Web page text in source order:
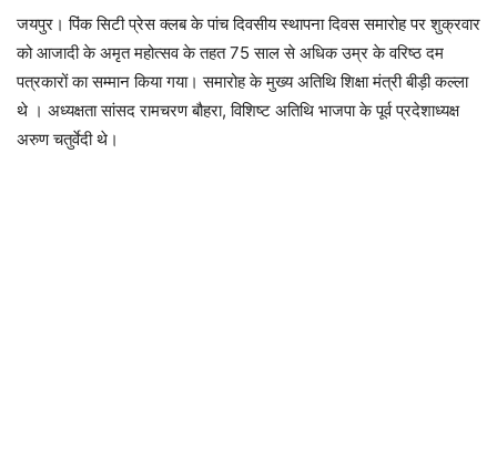
जयपुर। पिंक सिटी प्रेस क्लब के पांच दिवसीय स्थापना दिवस समारोह पर शुक्रवार
को आजादी के अमृत महोत्सव के तहत 75 साल से अधिक उम्र के वरिष्ठ दम
पत्रकारों का सम्मान किया गया। समारोह के मुख्य अतिथि शिक्षा मंत्री बीड़ी कल्ला
थे । अध्यक्षता सांसद रामचरण बौहरा, विशिष्ट अतिथि भाजपा के पूर्व प्रदेशाध्यक्ष
अरुण चतुर्वेदी थे।